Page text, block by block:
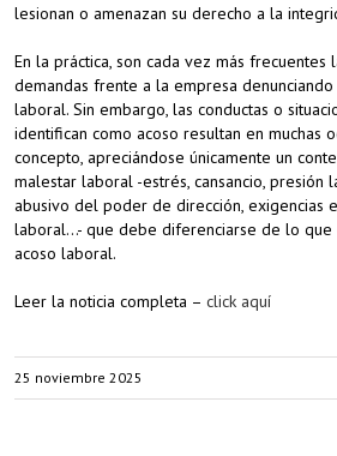
lesionan o amenazan su derecho a la
En la práctica, son cada vez más frecuentes
demandas frente a la empresa
laboral. Sin embargo, las conductas o
identifican como acoso resultan en muchas
concepto, apreciándose únicamente un
malestar laboral -estrés, cansancio, presión
abusivo del poder de dirección, exigencias
laboral…- que debe diferenciarse de lo que
acoso laboral.
Leer la noticia completa – click aquí
25 noviembre 2025